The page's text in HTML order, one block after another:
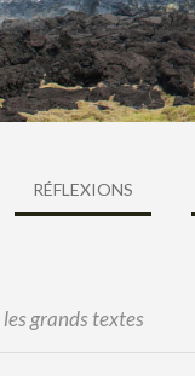
RÉFLEXIONS
les grands textes